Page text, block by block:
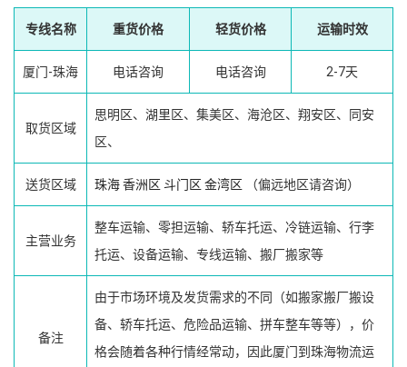
专线名称 重货价格 轻货价格 运输时效
厦门-珠海 电话咨询 电话咨询 2-7天
取货区域
思明区、湖里区、集美区、海沧区、翔安区、同安
区、
送货区域 珠海香洲区 斗门区 金湾区 （偏远地区请咨询）
主营业务
整车运输、零担运输、轿车托运、冷链运输、行李
托运、设备运输、专线运输、搬厂搬家等
备注
由于市场环境及发货需求的不同（如搬家搬厂搬设
备、轿车托运、危险品运输、拼车整车等等），价
格会随着各种行情经常动，因此厦门到珠海物流运